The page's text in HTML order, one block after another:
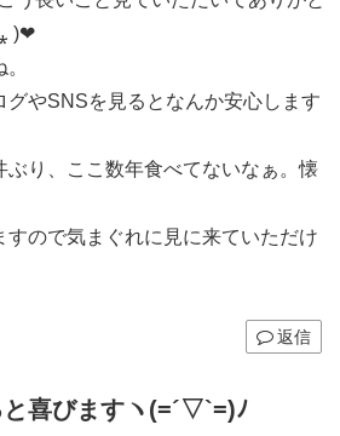
)❤︎
グやSNSを見るとなんか安心します
ぶり、ここ数年食べてないなぁ。懐
すので気まぐれに見に来ていただけ
返信
喜びますヽ(=´▽`=)ﾉ